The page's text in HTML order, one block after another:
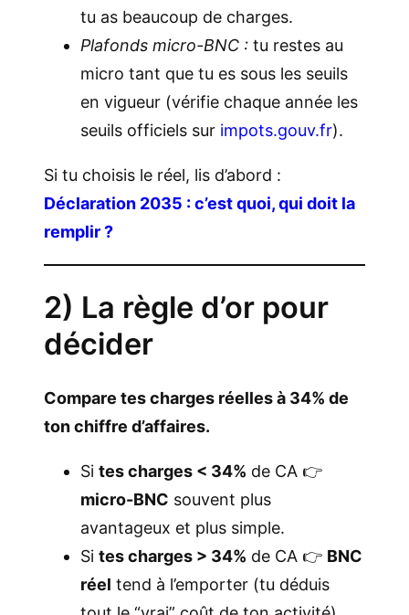
tu as beaucoup de charges.
Plafonds micro-BNC : tu restes au
micro tant que tu es sous les seuils
en vigueur (vérifie chaque année les
seuils officiels sur impots.gouv.fr).
Si tu choisis le réel, lis d’abord :
Déclaration 2035 : c’est quoi, qui doit la
remplir ?
2) La règle d’or pour
décider
Compare tes charges réelles à 34% de
ton chiffre d’affaires.
Si tes charges < 34% de CA 👉
micro-BNC souvent plus
avantageux et plus simple.
Si tes charges > 34% de CA 👉 BNC
réel tend à l’emporter (tu déduis